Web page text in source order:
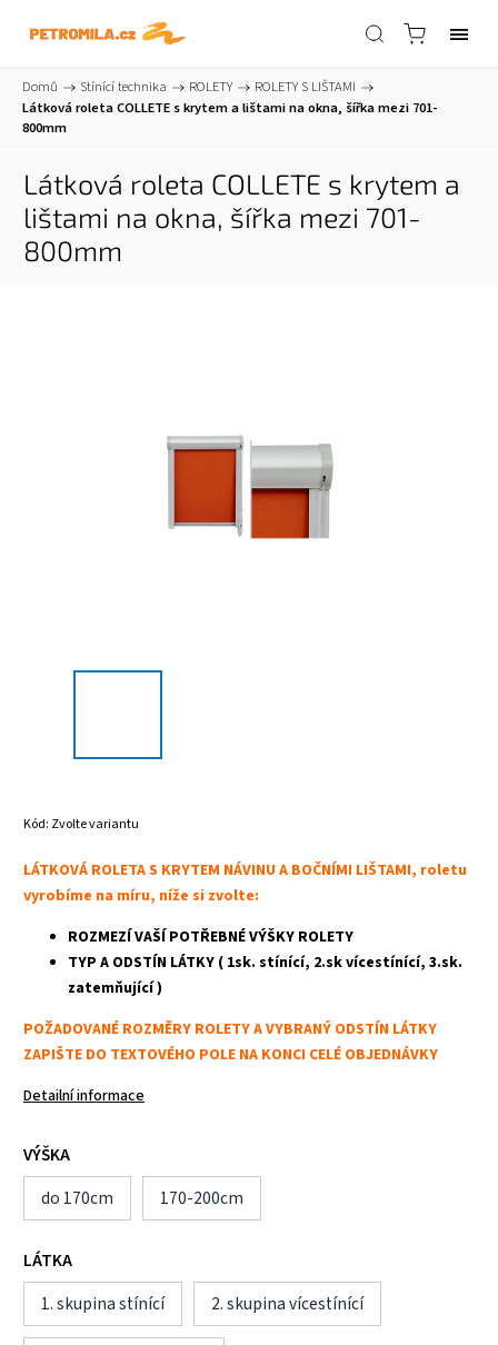
Domů / Stínící technika / ROLETY / ROLETY S LIŠTAMI /
Látková roleta COLLETE s krytem a lištami na okna, šířka mezi 701-
800mm
Látková roleta COLLETE s krytem a
lištami na okna, šířka mezi 701-
800mm
Kód: Zvolte variantu
LÁTKOVÁ ROLETA S KRYTEM NÁVINU A BOČNÍMI LIŠTAMI, roletu
vyrobíme na míru, níže si zvolte:
ROZMEZÍ VAŠÍ POTŘEBNÉ VÝŠKY ROLETY
TYP A ODSTÍN LÁTKY ( 1sk. stínící, 2.sk vícestínící, 3.sk.
zatemňující )
POŽADOVANÉ ROZMĚRY ROLETY A VYBRANÝ ODSTÍN LÁTKY
ZAPIŠTE DO TEXTOVÉHO POLE NA KONCI CELÉ OBJEDNÁVKY
Detailní informace
VÝŠKA
do 170cm
170-200cm
LÁTKA
1. skupina stínící
2. skupina vícestínící